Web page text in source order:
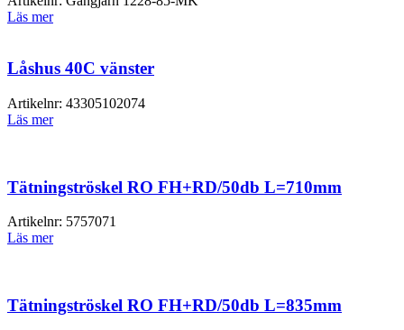
Läs mer
Låshus 40C vänster
Artikelnr: 43305102074
Läs mer
Tätningströskel RO FH+RD/50db L=710mm
Artikelnr: 5757071
Läs mer
Tätningströskel RO FH+RD/50db L=835mm